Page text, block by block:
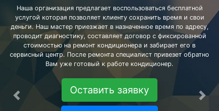
Наша организация предлагает воспользоваться бесплатной
услугой которая позволяет клиенту сохранить время и свои
деньги. Наш мастер приезжает в назначенное время по адресу,
проводит диагностику, составляет договор с фиксированной
стоимостью на ремонт кондиционера и забирает его в
сервисный центр. После ремонта специалист привезет обратно
Вам уже готовый к работе кондиционер.
Оставить заявку
Предыдущая